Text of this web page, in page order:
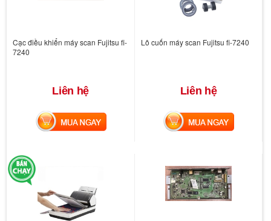
Cạc điều khiển máy scan Fujitsu fi-
7240
Liên hệ
MUA NGAY
Lô cuốn máy scan Fujitsu fi-7240
Liên hệ
MUA NGAY